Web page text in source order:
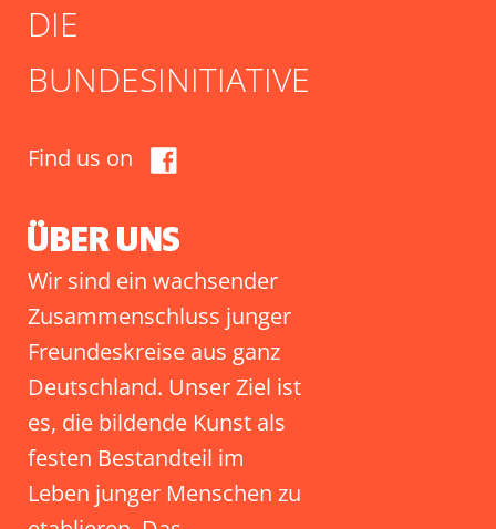
DIE
BUNDESINITIATIVE
Find us on
Wir sind ein wachsender
Zusammenschluss junger
Freundeskreise aus ganz
Deutschland. Unser Ziel ist
es, die bildende Kunst als
festen Bestandteil im
Leben junger Menschen zu